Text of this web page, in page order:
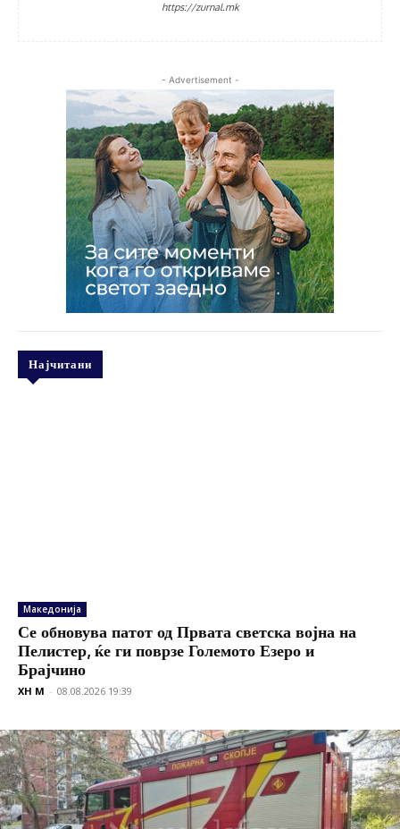
https://zurnal.mk
- Advertisement -
Најчитани
Македонија
Се обновува патот од Првата светска војна на
Пелистер, ќе ги поврзе Големото Езеро и
Брајчино
XH M - 08.08.2026 19:39